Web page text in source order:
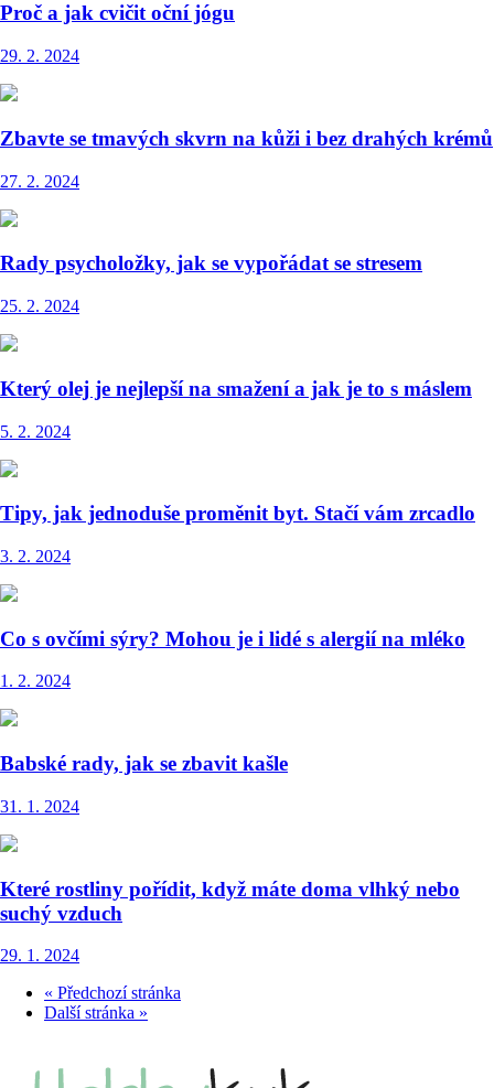
Proč a jak cvičit oční jógu
29. 2. 2024
Zbavte se tmavých skvrn na kůži i bez drahých krémů
27. 2. 2024
Rady psycholožky, jak se vypořádat se stresem
25. 2. 2024
Který olej je nejlepší na smažení a jak je to s máslem
5. 2. 2024
Tipy, jak jednoduše proměnit byt. Stačí vám zrcadlo
3. 2. 2024
Co s ovčími sýry? Mohou je i lidé s alergií na mléko
1. 2. 2024
Babské rady, jak se zbavit kašle
31. 1. 2024
Které rostliny pořídit, když máte doma vlhký nebo
suchý vzduch
29. 1. 2024
« Předchozí stránka
Další stránka »